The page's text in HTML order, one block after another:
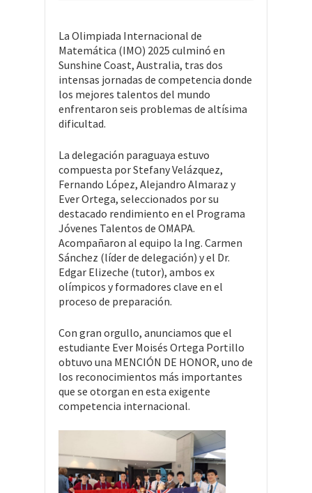
La Olimpiada Internacional de
Matemática (IMO) 2025 culminó en
Sunshine Coast, Australia, tras dos
intensas jornadas de competencia donde
los mejores talentos del mundo
enfrentaron seis problemas de altísima
dificultad.
La delegación paraguaya estuvo
compuesta por Stefany Velázquez,
Fernando López, Alejandro Almaraz y
Ever Ortega, seleccionados por su
destacado rendimiento en el Programa
Jóvenes Talentos de OMAPA.
Acompañaron al equipo la Ing. Carmen
Sánchez (líder de delegación) y el Dr.
Edgar Elizeche (tutor), ambos ex
olímpicos y formadores clave en el
proceso de preparación.
Con gran orgullo, anunciamos que el
estudiante Ever Moisés Ortega Portillo
obtuvo una MENCIÓN DE HONOR, uno de
los reconocimientos más importantes
que se otorgan en esta exigente
competencia internacional.